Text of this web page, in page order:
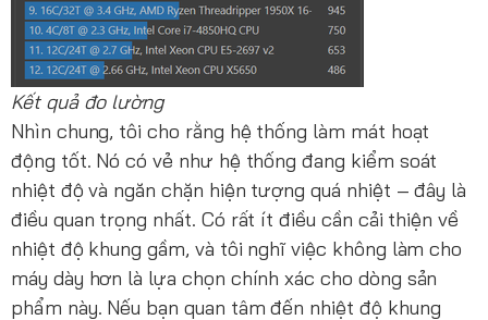
Kết quả đo lường
Nhìn chung, tôi cho rằng hệ thống làm mát hoạt
động tốt. Nó có vẻ như hệ thống đang kiểm soát
nhiệt độ và ngăn chặn hiện tượng quá nhiệt – đây là
điều quan trọng nhất. Có rất ít điều cần cải thiện về
nhiệt độ khung gầm, và tôi nghĩ việc không làm cho
máy dày hơn là lựa chọn chính xác cho dòng sản
phẩm này. Nếu bạn quan tâm đến nhiệt độ khung